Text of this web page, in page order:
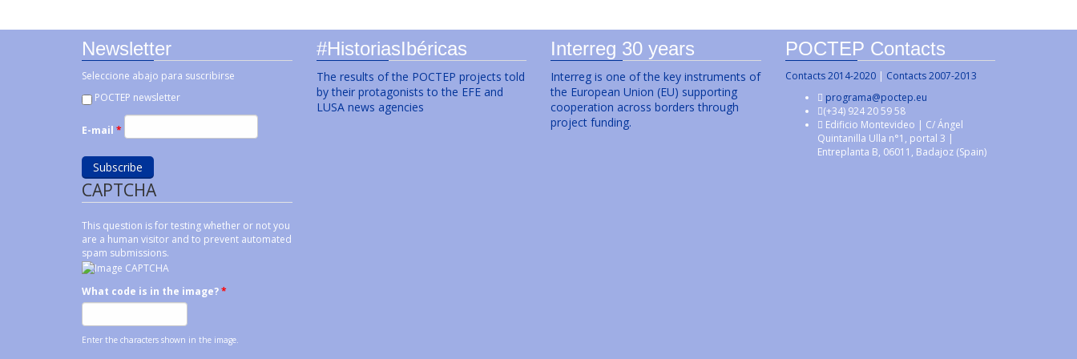
Newsletter
Seleccione abajo para suscribirse
POCTEP newsletter
E-mail *
CAPTCHA
This question is for testing whether or not you
are a human visitor and to prevent automated
spam submissions.
What code is in the image?*
Enter the characters shown in the image.
#HistoriasIbéricas
The results of the POCTEP projects told
by their protagonists to the EFE and
LUSA news agencies
Interreg 30 years
Interreg is one of the key instruments of
the European Union (EU) supporting
cooperation across borders through
project funding.
POCTEP Contacts
Contacts 2014-2020| Contacts 2007-2013
programa@poctep.eu
(+34) 924 20 59 58
Edificio Montevideo | C/ Ángel
Quintanilla Ulla n°1, portal 3 |
Entreplanta B, 06011, Badajoz (Spain)